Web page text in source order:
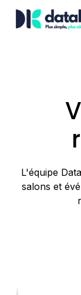
L'équipe
salons et